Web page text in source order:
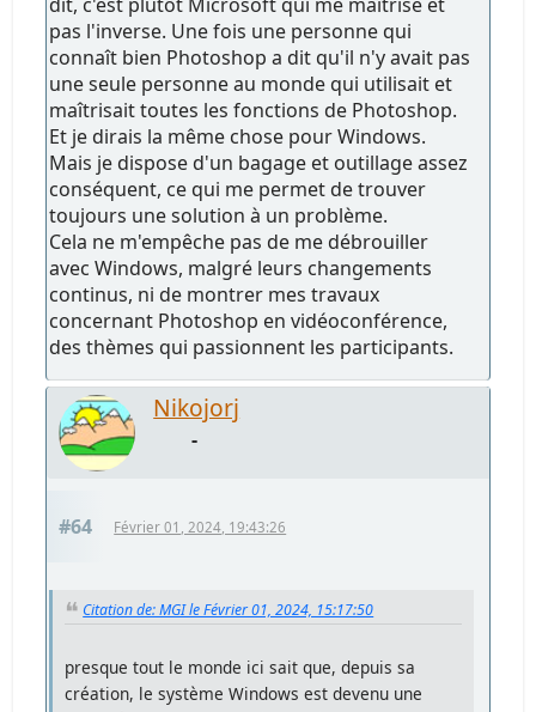
pas l'inverse. Une fois une personne qui
connaît bien Photoshop a dit qu'il n'y avait pas
une seule personne au monde qui utilisait et
maîtrisait toutes les fonctions de Photoshop.
Et je dirais la même chose pour Windows.
Mais je dispose d'un bagage et outillage assez
conséquent, ce qui me permet de trouver
toujours une solution à un problème.
Cela ne m'empêche pas de me débrouiller
avec Windows, malgré leurs changements
continus, ni de montrer mes travaux
concernant Photoshop en vidéoconférence,
des thèmes qui passionnent les participants.
Nikojorj
-
#64 Février 01, 2024, 19:43:26
Citation de: MGI le Février 01, 2024, 15:17:50
presque tout le monde ici sait que, depuis sa
création, le système Windows est devenu une